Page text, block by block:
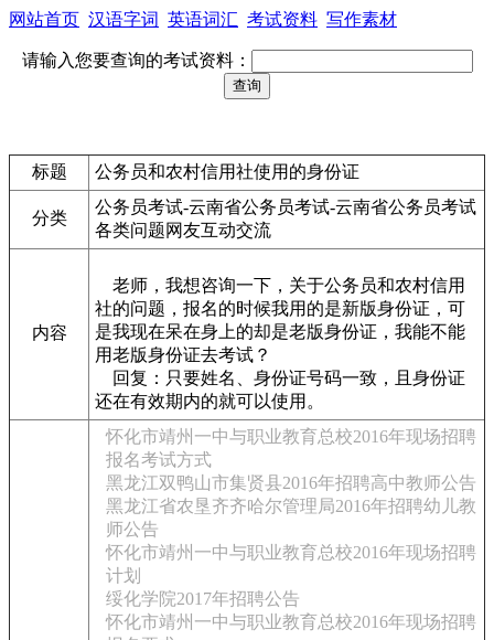
网站首页 汉语字词 英语词汇 考试资料 写作素材
请输入您要查询的考试资料：
标题 公务员和农村信用社使用的身份证
分类
公务员考试-云南省公务员考试-云南省公务员考试
各类问题网友互动交流
内容
老师，我想咨询一下，关于公务员和农村信用
社的问题，报名的时候我用的是新版身份证，可
是我现在呆在身上的却是老版身份证，我能不能
用老版身份证去考试？
回复：只要姓名、身份证号码一致，且身份证
还在有效期内的就可以使用。
怀化市靖州一中与职业教育总校2016年现场招聘
报名考试方式
黑龙江双鸭山市集贤县2016年招聘高中教师公告
黑龙江省农垦齐齐哈尔管理局2016年招聘幼儿教
师公告
怀化市靖州一中与职业教育总校2016年现场招聘
计划
绥化学院2017年招聘公告
怀化市靖州一中与职业教育总校2016年现场招聘